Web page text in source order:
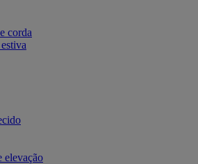
corda
elevação